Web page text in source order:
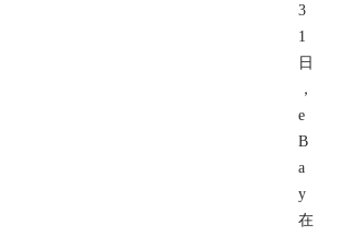
3
1
日
，
e
B
a
y
在